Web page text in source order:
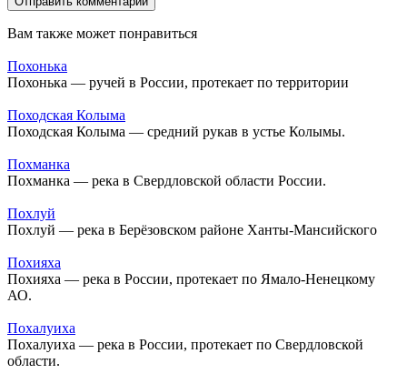
Вам также может понравиться
Похонька
Похонька — ручей в России, протекает по территории
Походская Колыма
Походская Колыма — средний рукав в устье Колымы.
Похманка
Похманка — река в Свердловской области России.
Похлуй
Похлуй — река в Берёзовском районе Ханты-Мансийского
Похияха
Похияха — река в России, протекает по Ямало-Ненецкому
АО.
Похалуиха
Похалуиха — река в России, протекает по Свердловской
области.